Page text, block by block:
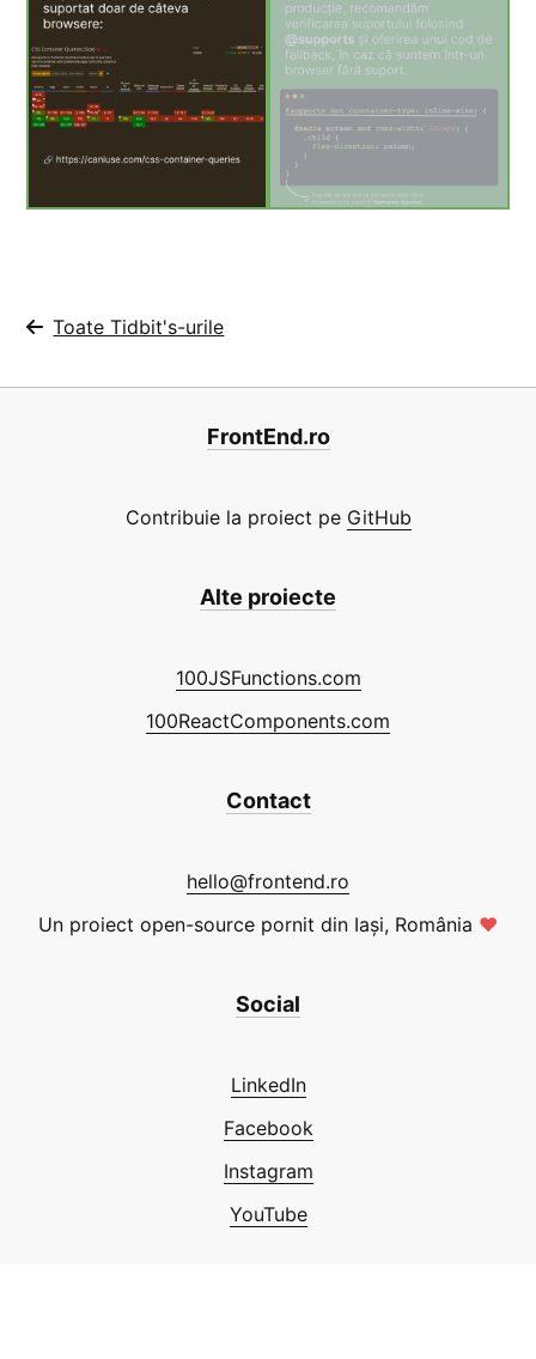
Toate Tidbit's-urile
FrontEnd.ro
Contribuie la proiect pe GitHub
Alte proiecte
100JSFunctions.com
100ReactComponents.com
Contact
hello@frontend.ro
Un proiect open-source pornit din Iași, România ❤
Social
LinkedIn
Facebook
Instagram
YouTube